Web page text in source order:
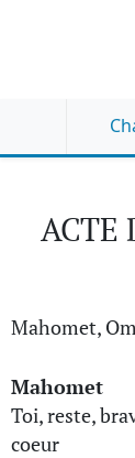
ACTE
Mahomet,
Mahomet
Toi, reste,
coeur